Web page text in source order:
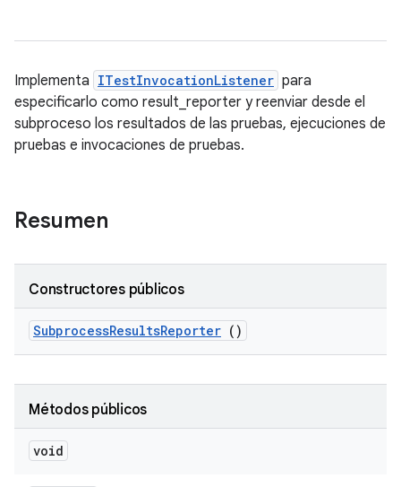
Implementa ITestInvocationListener para
especificarlo como result_reporter y reenviar desde el
subproceso los resultados de las pruebas, ejecuciones de
pruebas e invocaciones de pruebas.
Resumen
Constructores públicos
SubprocessResultsReporter ()
Métodos públicos
void